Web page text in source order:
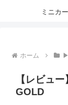
ミニカー
ホーム
【レビュ
GOLD